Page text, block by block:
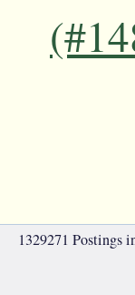
1329271 Postings